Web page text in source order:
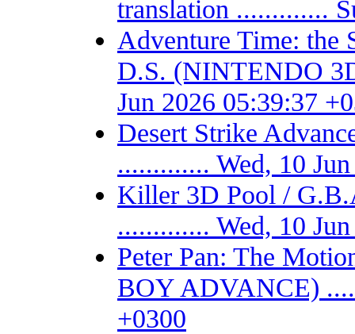
translation .............
Adventure Time: the
D.S. (NINTENDO
Jun 2026 05:39:37
Desert Strike
............. Wed, 10
Killer 3D Pool /
............. Wed, 10
Peter Pan: The
BOY ADVANCE)
+0300